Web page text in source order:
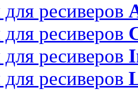
ресиверов
ресиверов
ресиверов
ресиверов